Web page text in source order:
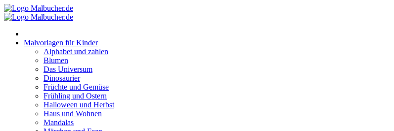
Zum
Inhalt
Malvorlagen für Kinder
Alphabet und zahlen
Blumen
Das Universum
Dinosaurier
Früchte und Gemüse
Frühling und Ostern
Halloween und Herbst
Haus und Wohnen
Mandalas